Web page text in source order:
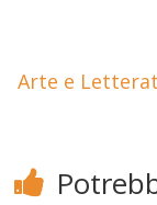
Arte e